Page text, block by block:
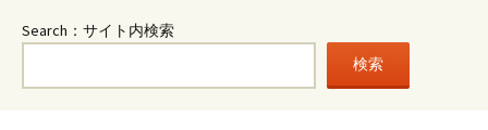
Search：サイト内検索
検索